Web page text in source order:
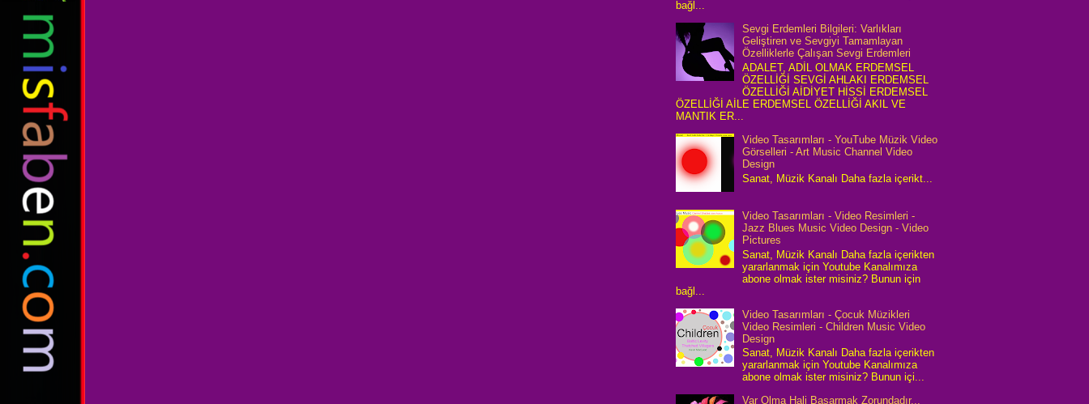
bağl...
Sevgi Erdemleri Bilgileri: Varlıkları
Geliştiren ve Sevgiyi Tamamlayan
Özelliklerle Çalışan Sevgi Erdemleri
ADALET, ADİL OLMAK ERDEMSEL
ÖZELLİĞİ SEVGİ AHLAKI ERDEMSEL
ÖZELLİĞİ AİDİYET HİSSİ ERDEMSEL
ÖZELLİĞİ AİLE ERDEMSEL ÖZELLİĞİ AKIL VE
MANTIK ER...
Video Tasarımları - YouTube Müzik Video
Görselleri - Art Music Channel Video
Design
Sanat, Müzik Kanalı Daha fazla içerikt...
Video Tasarımları - Video Resimleri -
Jazz Blues Music Video Design - Video
Pictures
Sanat, Müzik Kanalı Daha fazla içerikten
yararlanmak için Youtube Kanalımıza
abone olmak ister misiniz? Bunun için
bağl...
Video Tasarımları - Çocuk Müzikleri
Video Resimleri - Children Music Video
Design
Sanat, Müzik Kanalı Daha fazla içerikten
yararlanmak için Youtube Kanalımıza
abone olmak ister misiniz? Bunun içi...
Var Olma Hali Başarmak Zorundadır...